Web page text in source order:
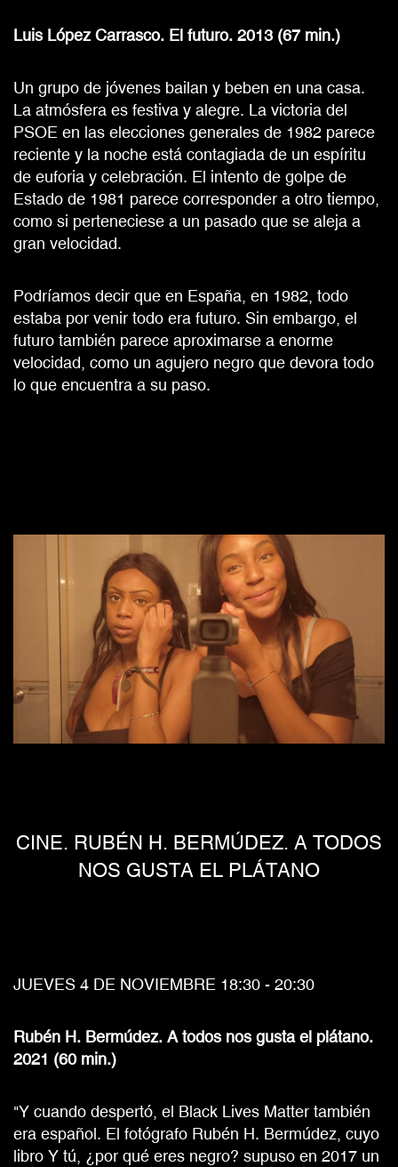
Luis López Carrasco. El futuro. 2013 (67 min.)
Un grupo de jóvenes bailan y beben en una casa.
La atmósfera es festiva y alegre. La victoria del
PSOE en las elecciones generales de 1982 parece
reciente y la noche está contagiada de un espíritu
de euforia y celebración. El intento de golpe de
Estado de 1981 parece corresponder a otro tiempo,
como si perteneciese a un pasado que se aleja a
gran velocidad.
Podríamos decir que en España, en 1982, todo
estaba por venir todo era futuro. Sin embargo, el
futuro también parece aproximarse a enorme
velocidad, como un agujero negro que devora todo
lo que encuentra a su paso.
CINE. RUBÉN H. BERMÚDEZ. A TODOS
NOS GUSTA EL PLÁTANO
JUEVES 4 DE NOVIEMBRE 18:30 - 20:30
Rubén H. Bermúdez. A todos nos gusta el plátano.
2021 (60 min.)
"Y cuando despertó, el Black Lives Matter también
era español. El fotógrafo Rubén H. Bermúdez, cuyo
libro Y tú, ¿por qué eres negro? supuso en 2017 un